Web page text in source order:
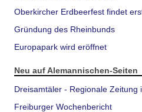
Oberkircher Erdbeerfest findet
Gründung des Rheinbunds
Europapark wird eröffnet
Neu auf Alemannischen-Seiten
Dreisamtäler - Regionale Zeitung
Freiburger Wochenbericht